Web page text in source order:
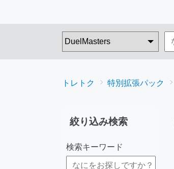
トレトク 特別拡張パック
絞り込み検索
検索キーワード